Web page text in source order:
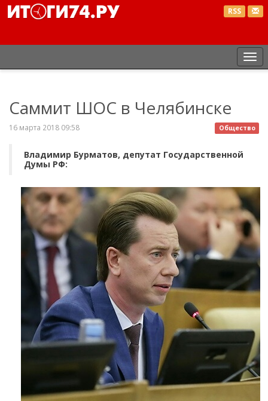
RSS
Саммит ШОС в Челябинске
Общество
16 марта 2018 09:58
Владимир Бурматов, депутат Государственной
Думы РФ: